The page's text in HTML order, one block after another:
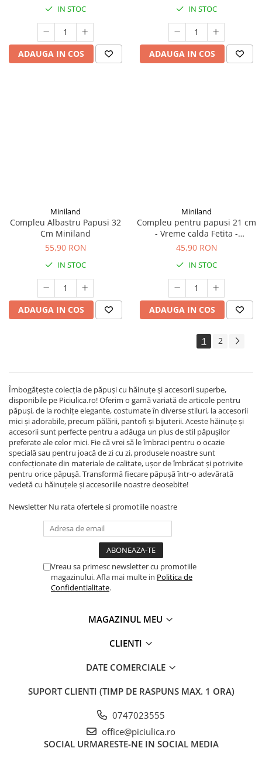
IN STOC
ADAUGA IN COS
IN STOC
ADAUGA IN COS
Miniland
Compleu Albastru Papusi 32
Cm Miniland
55,90 RON
IN STOC
ADAUGA IN COS
Miniland
Compleu pentru papusi 21 cm
- Vreme calda Fetita -
Miniland
45,90 RON
IN STOC
ADAUGA IN COS
1 2
Îmbogățește colecția de păpuși cu hăinuțe și accesorii superbe,
disponibile pe Piciulica.ro! Oferim o gamă variată de articole pentru
păpuși, de la rochițe elegante, costumate în diverse stiluri, la accesorii
mici și adorabile, precum pălării, pantofi și bijuterii. Aceste hăinuțe și
accesorii sunt perfecte pentru a adăuga un plus de stil păpușilor
preferate ale celor mici. Fie că vrei să le îmbraci pentru o ocazie
specială sau pentru joacă de zi cu zi, produsele noastre sunt
confecționate din materiale de calitate, ușor de îmbrăcat și potrivite
pentru orice păpușă. Transformă fiecare păpușă într-o adevărată
vedetă cu hăinuțele și accesoriile noastre deosebite!
Newsletter Nu rata ofertele si promotiile noastre
Vreau sa primesc newsletter cu promotiile
magazinului. Afla mai multe in Politica de
Confidentialitate.
MAGAZINUL MEU
CLIENTI
DATE COMERCIALE
SUPORT CLIENTI (TIMP DE RASPUNS MAX. 1 ORA)
0747023555
office@piciulica.ro
SOCIAL URMARESTE-NE IN SOCIAL MEDIA